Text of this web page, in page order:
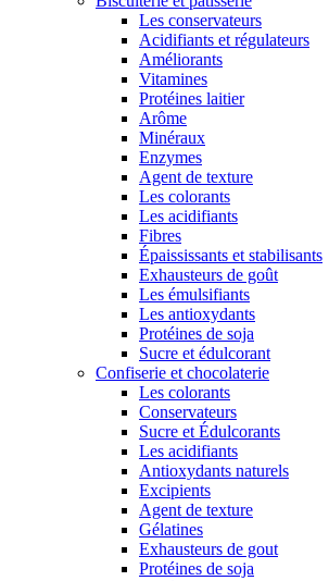
Les conservateurs
Acidifiants et régulateurs
Améliorants
Vitamines
Protéines laitier
Arôme
Minéraux
Enzymes
Agent de texture
Les colorants
Les acidifiants
Fibres
Épaississants et stabilisants
Exhausteurs de goût
Les émulsifiants
Les antioxydants
Protéines de soja
Sucre et édulcorant
Confiserie et chocolaterie
Les colorants
Conservateurs
Sucre et Édulcorants
Les acidifiants
Antioxydants naturels
Excipients
Agent de texture
Gélatines
Exhausteurs de gout
Protéines de soja